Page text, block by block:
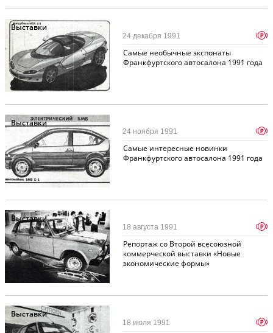
Выставки
Самые необычные экспонаты
Франкфуртского автосалона 1991 года
24 декабря 1991 p
Выставки
Самые интересные новинки
Франкфуртского автосалона 1991 года
24 ноября 1991 p
Выставки
Репортаж со Второй всесоюзной
коммерческой выставки «Новые
экономические формы»
18 августа 1991 p
Выставки
18 июля 1991 p